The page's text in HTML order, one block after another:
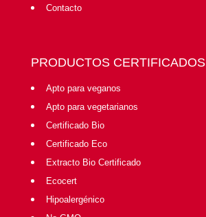
Contacto
PRODUCTOS CERTIFICADOS
Apto para veganos
Apto para vegetarianos
Certificado Bio
Certificado Eco
Extracto Bio Certificado
Ecocert
Hipoalergénico